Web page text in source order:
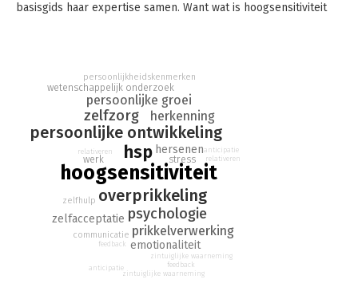
basisgids haar expertise samen. Want wat is hoogsensitiviteit
hoogsensitiviteit
hsp
overprikkeling
persoonlijke ontwikkeling
psychologie
zelfzorg
persoonlijke groei
prikkelverwerking
herkenning
hersenen
emotionaliteit
zelfacceptatie
werk stress
wetenschappelijk onderzoek
persoonlijkheidskenmerken
communicatie
zelfhulp
relativeren
feedback
zintuiglijke waarneming
anticipatie
relativeren
feedback
zintuiglijke waarneming
anticipatie